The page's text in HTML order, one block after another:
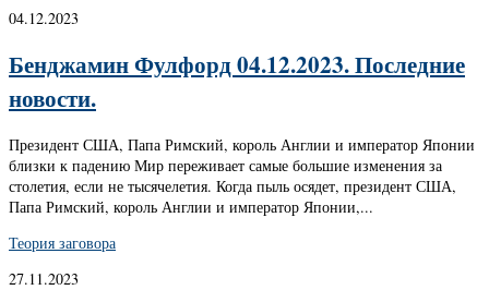
04.12.2023
Бенджамин Фулфорд 04.12.2023. Последние
новости.
Президент США, Папа Римский, король Англии и император Японии
близки к падению Мир переживает самые большие изменения за
столетия, если не тысячелетия. Когда пыль осядет, президент США,
Папа Римский, король Англии и император Японии,...
Теория заговора
27.11.2023